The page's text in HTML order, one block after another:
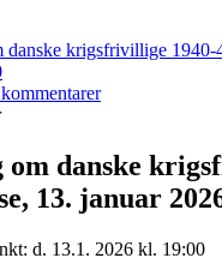
om danske
13. januar
d. 13.1. 2026 kl. 19:00